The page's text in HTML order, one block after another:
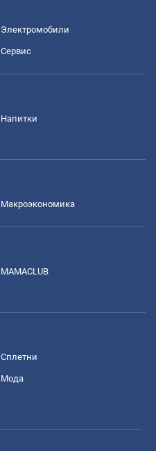
Электромобили
Сервис
Напитки
Mакроэкономика
MAMACLUB
Сплетни
Мода